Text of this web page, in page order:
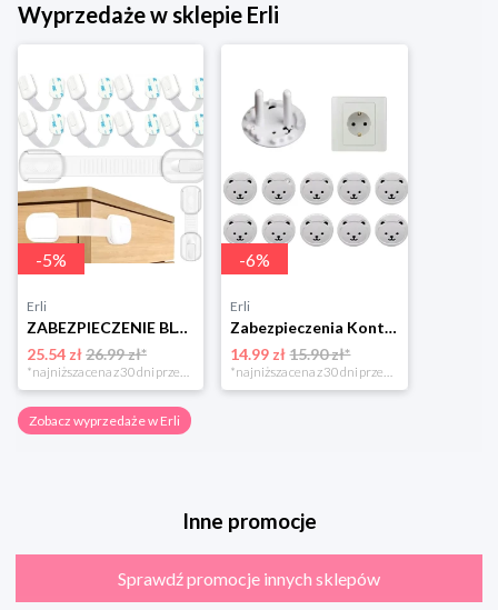
Wyprzedaże w sklepie Erli
-5%
Erli
ZABEZPIECZENIE BLOKADA SZAFEK MEBLI SZUFLAD DRZW PRZED DZIEĆMI MOCNE 10szt
25.54 zł26.99 zł*
*najniższa cena z 30 dni przed obniżką
-6%
Erli
Zabezpieczenia Kontaktów Gniazdek Zaślepki Blokada
14.99 zł 15.90 zł*
*najniższa cena z 30 dni przed obniżką
Zobacz wyprzedaże w Erli
Inne promocje
Sprawdź promocje innych sklepów